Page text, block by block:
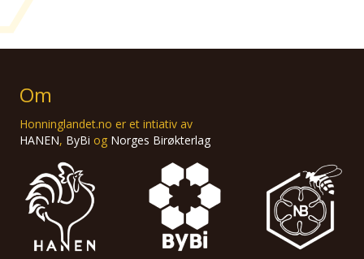
Om
Honninglandet.no er et intiativ av
HANEN, ByBi og Norges Birøkterlag